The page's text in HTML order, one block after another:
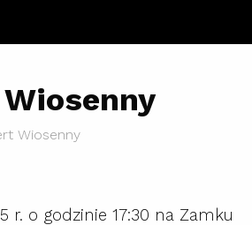
Wiosenny
r. o godzinie 17:30 na Zamku